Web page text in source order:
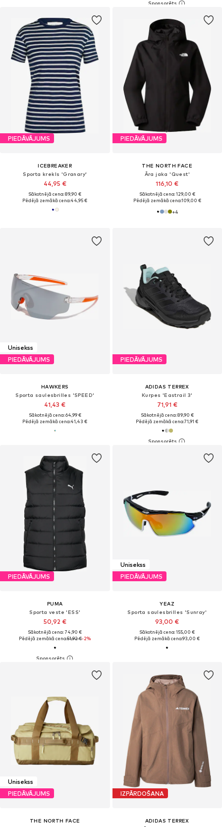
PIEDĀVĀJUMS
ICEBREAKER
Sporta krekls 'Granary'
44,95 €
Sākotnējā cena: 89,90 €
Pēdējā zemākā cena:44,95 €
PIEDĀVĀJUMS
THE NORTH FACE
Āra jaka 'Quest'
116,10 €
Sākotnējā cena: 129,00 €
Pēdējā zemākā cena:109,00 €
+4
Unisekss
PIEDĀVĀJUMS
HAWKERS
Sporta saulesbrilles 'SPEED'
41,43 €
Sākotnējā cena: 64,99 €
Pēdējā zemākā cena:41,43 €
PIEDĀVĀJUMS
ADIDAS TERREX
Kurpes 'Eastrail 3'
71,91 €
Sākotnējā cena: 89,90 €
Pēdējā zemākā cena:71,91 €
PIEDĀVĀJUMS
PUMA
Sporta veste 'ESS'
50,92 €
Sākotnējā cena: 74,90 €
Pēdējā zemākā cena:51,92 €-2%
Unisekss
PIEDĀVĀJUMS
YEAZ
Sporta saulesbrilles 'Sunray'
93,00 €
Sākotnējā cena: 155,00 €
Pēdējā zemākā cena:93,00 €
Unisekss
PIEDĀVĀJUMS
THE NORTH FACE
IZPĀRDOŠANA
ADIDAS TERREX